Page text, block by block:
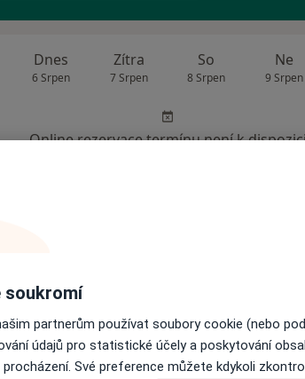
Dnes
6 Srpen
Zítra
7 Srpen
So
8 Srpen
Ne
9 Srpen
Online rezervace termínu není k
Dnes
Online rezervace termínu není k
soukromí
partnerům používat soubory cookie (nebo
údajů pro statistické účely a poskytování
Své preference můžete kdykoli